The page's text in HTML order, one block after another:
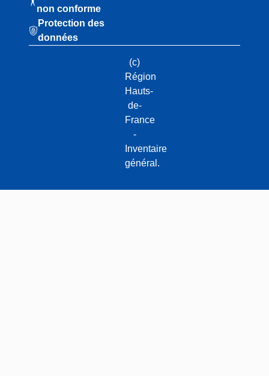
non conforme
Protection des
données
(c)
Région
Hauts-
de-
France
-
Inventaire
général.